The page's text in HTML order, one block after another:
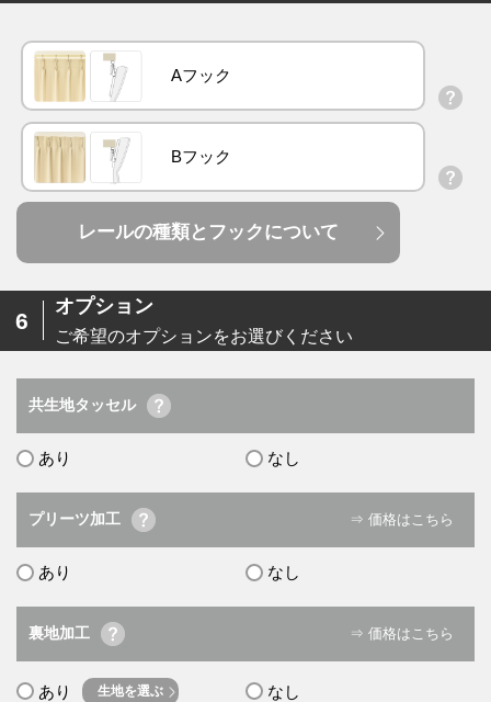
Aフック
Bフック
レールの種類とフックについて
6
オプション
ご希望のオプションをお選びください
共生地タッセル
あり なし
プリーツ加工 ⇒ 価格はこちら
あり なし
裏地加工 ⇒ 価格はこちら
あり 生地を選ぶ なし